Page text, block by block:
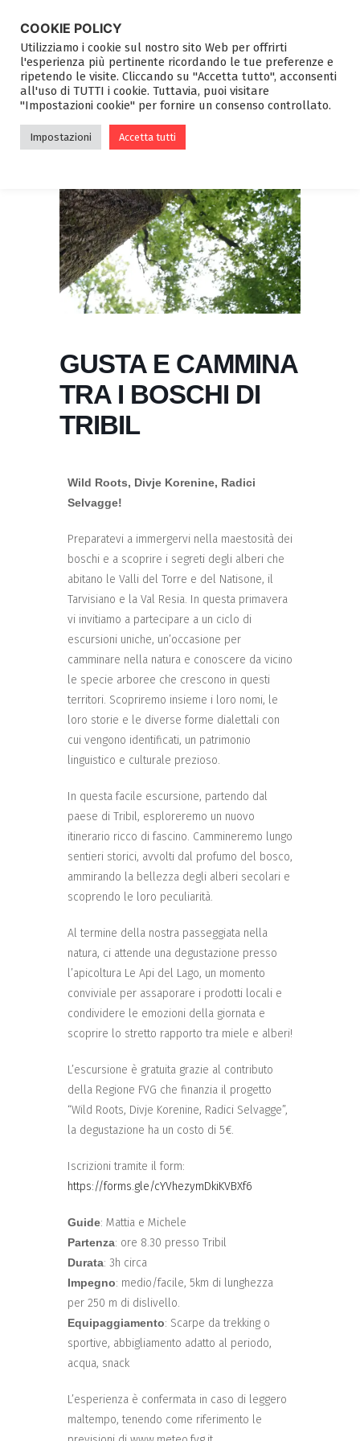
GUSTA E CAMMINA
TRA I BOSCHI DI
TRIBIL
Wild Roots, Divje Korenine, Radici
Selvagge!
Preparatevi a immergervi nella maestosità dei
boschi e a scoprire i segreti degli alberi che
abitano le Valli del Torre e del Natisone, il
Tarvisiano e la Val Resia. In questa primavera
vi invitiamo a partecipare a un ciclo di
escursioni uniche, un’occasione per
camminare nella natura e conoscere da vicino
le specie arboree che crescono in questi
territori. Scopriremo insieme i loro nomi, le
loro storie e le diverse forme dialettali con
cui vengono identificati, un patrimonio
linguistico e culturale prezioso.
In questa facile escursione, partendo dal
paese di Tribil, esploreremo un nuovo
itinerario ricco di fascino. Cammineremo lungo
sentieri storici, avvolti dal profumo del bosco,
ammirando la bellezza degli alberi secolari e
scoprendo le loro peculiarità.
Al termine della nostra passeggiata nella
natura, ci attende una degustazione presso
l’apicoltura Le Api del Lago, un momento
conviviale per assaporare i prodotti locali e
condividere le emozioni della giornata e
scoprire lo stretto rapporto tra miele e alberi!
L’escursione è gratuita grazie al contributo
della Regione FVG che finanzia il progetto
“Wild Roots, Divje Korenine, Radici Selvagge”,
la degustazione ha un costo di 5€.
Iscrizioni tramite il form:
https://forms.gle/cYVhezymDkiKVBXf6
Guide: Mattia e Michele
Partenza: ore 8.30 presso Tribil
Durata: 3h circa
Impegno: medio/facile, 5km di lunghezza
per 250 m di dislivello.
Equipaggiamento: Scarpe da trekking o
sportive, abbigliamento adatto al periodo,
acqua, snack
L’esperienza è confermata in caso di leggero
maltempo, tenendo come riferimento le
COOKIE POLICY
Utilizziamo i cookie sul nostro sito Web per offrirti
l'esperienza più pertinente ricordando le tue preferenze e
ripetendo le visite. Cliccando su "Accetta tutto", acconsenti
all'uso di TUTTI i cookie. Tuttavia, puoi visitare
"Impostazioni cookie" per fornire un consenso controllato.
Impostazioni Accetta tutti